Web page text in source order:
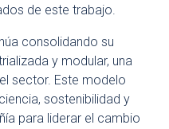
de este trabajo.
consolidando su
y modular, una
sector. Este modelo
sostenibilidad y
para liderar el cambio